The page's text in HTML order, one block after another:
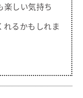
楽しい気持ち
れるかもしれま